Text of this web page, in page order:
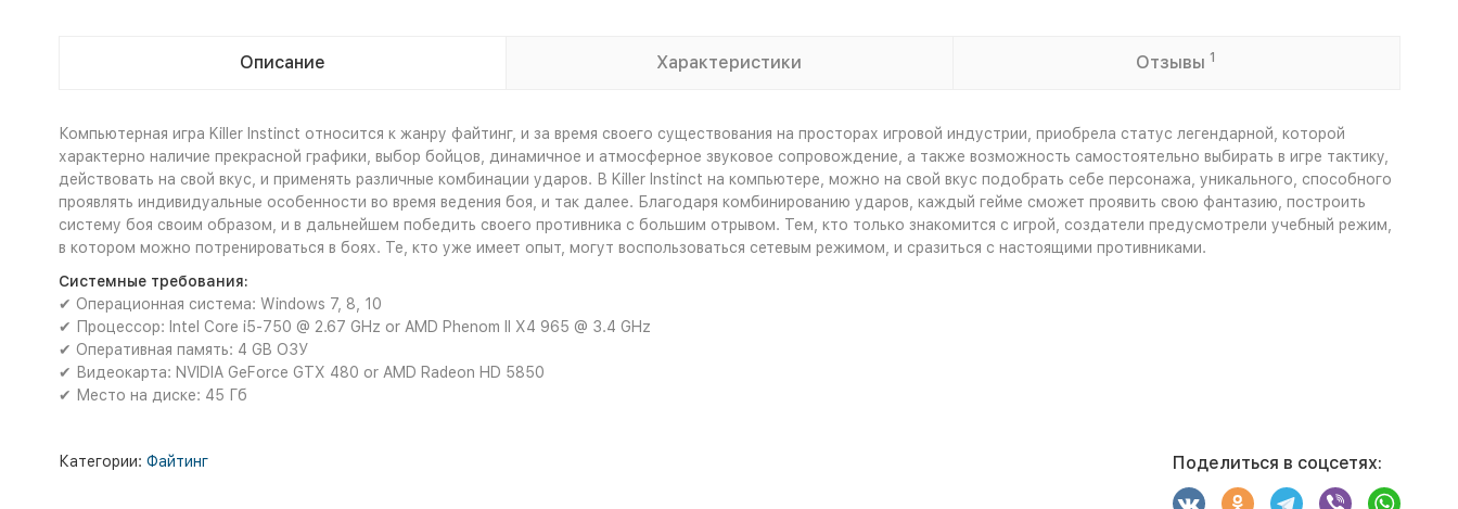
Описание Характеристики Отзывы 1
Компьютерная игра Killer Instinct относится к жанру файтинг, и за время своего существования на просторах игровой индустрии, приобрела статус легендарной, которой
характерно наличие прекрасной графики, выбор бойцов, динамичное и атмосферное звуковое сопровождение, а также возможность самостоятельно выбирать в игре тактику,
действовать на свой вкус, и применять различные комбинации ударов. В Killer Instinct на компьютере, можно на свой вкус подобрать себе персонажа, уникального, способного
проявлять индивидуальные особенности во время ведения боя, и так далее. Благодаря комбинированию ударов, каждый гейме сможет проявить свою фантазию, построить
систему боя своим образом, и в дальнейшем победить своего противника с большим отрывом. Тем, кто только знакомится с игрой, создатели предусмотрели учебный режим,
в котором можно потренироваться в боях. Те, кто уже имеет опыт, могут воспользоваться сетевым режимом, и сразиться с настоящими противниками.
Системные требования:
✔ Операционная система: Windows 7, 8, 10
✔ Процессор: Intel Core i5-750 @ 2.67 GHz or AMD Phenom II X4 965 @ 3.4 GHz
✔ Оперативная память: 4 GB ОЗУ
✔ Видеокарта: NVIDIA GeForce GTX 480 or AMD Radeon HD 5850
✔ Место на диске: 45 Гб
Категории: Файтинг Поделиться в соцсетях: